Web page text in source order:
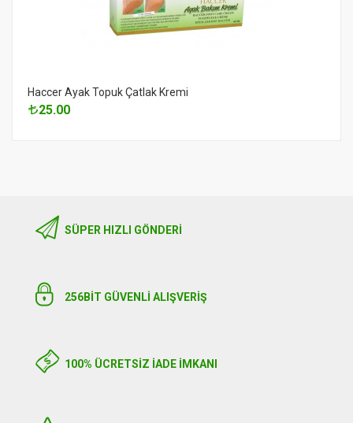
Haccer Ayak Topuk Çatlak Kremi
25.00
SÜPER HIZLI GÖNDERI
256BIT GÜVENLİ ALIŞVERİŞ
100% ÜCRETSİZ İADE İMKANI